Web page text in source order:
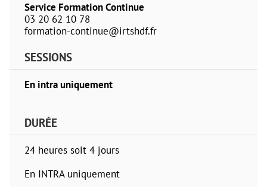
Service Formation Continue
03 20 62 10 78
formation-continue@irtshdf.fr
SESSIONS
En intra uniquement
DURÉE
24 heures soit 4 jours
En INTRA uniquement